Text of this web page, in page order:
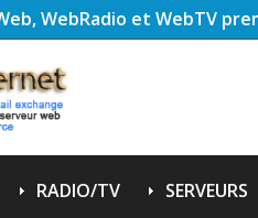
WebRadio et WebTV
RADIO/TV SERVEURS